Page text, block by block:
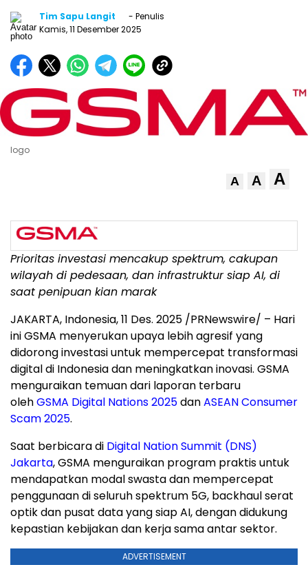
Tim Sapu Langit
- Penulis
Kamis, 11 Desember 2025
logo
A A A
Prioritas investasi mencakup spektrum, cakupan
wilayah di pedesaan, dan infrastruktur siap AI, di
saat penipuan kian marak
JAKARTA, Indonesia,11 Des. 2025 /PRNewswire/ – Hari
ini GSMA menyerukan upaya lebih agresif yang
didorong investasi untuk mempercepat transformasi
digital di Indonesiadan meningkatkan inovasi. GSMA
menguraikan temuan dari laporan terbaru
olehGSMA Digital Nations 2025danASEAN Consumer
Scam 2025.
Saat berbicara di Digital Nation Summit (DNS)
Jakarta, GSMA menguraikan program praktis untuk
mendapatkan modal swasta dan mempercepat
penggunaan di seluruh spektrum 5G, backhaul serat
optik dan pusat data yang siap AI, dengan didukung
kepastian kebijakan dan kerja sama antar sektor.
ADVERTISEMENT